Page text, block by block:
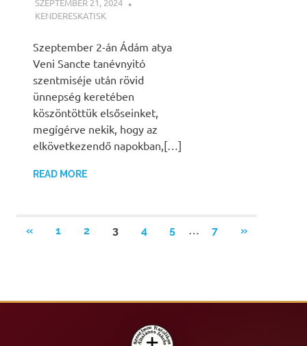
KENDERESKATISKUNCATEGORIZED
Szeptember 2-án Ádám atya
Veni Sancte tanévnyitó
szentmiséje után rövid
ünnepség keretében
köszöntöttük elsőseinket,
megígérve nekik, hogy az
elkövetkezendő napokban,[…]
READ MORE
Bejegyzések
«PREVIOUS
1 2 3 4 5 7
NEXT
»